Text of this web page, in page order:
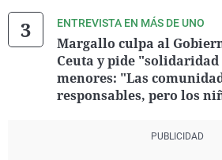
ENTREVISTA EN MÁS DE UNO
Margallo culpa al
Ceuta y pide
menores: "Las
responsables, pero los